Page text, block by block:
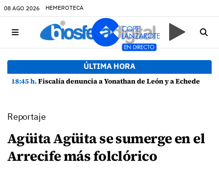
08 AGO 2026 HEMEROTECA
ÚLTIMA HORA
18:45 h.Fiscalía denuncia a Yonathan de León y a Echedey Eugenio por presuntas anomalías en contratos festivos
Reportaje
Agüita Agüita se sumerge en el
Arrecife más folclórico